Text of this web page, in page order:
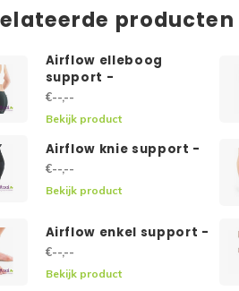
producten
Airflow elleboog
support -
€--,--
Bekijk product
Airflow knie support -
€--,--
Bekijk product
Airflow enkel support -
€--,--
Bekijk product